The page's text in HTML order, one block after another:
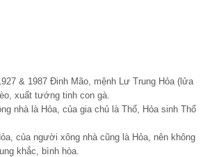
& 1987 Đinh Mão, mệnh Lư Trung Hỏa (lửa
xuất tướng tinh con gà.
nhà là Hỏa, của gia chủ là Thổ, Hỏa sinh Thổ
của người xông nhà cũng là Hỏa, nên không
khắc, bình hòa.